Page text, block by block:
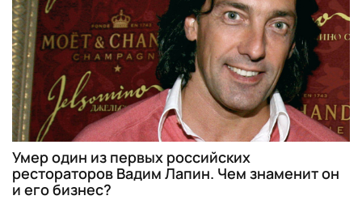
Умер один из первых российских
рестораторов Вадим Лапин. Чем знаменит он
и его бизнес?